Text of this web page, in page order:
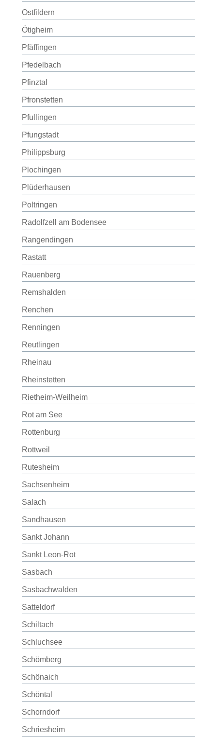
Ostfildern
Ötigheim
Pfäffingen
Pfedelbach
Pfinztal
Pfronstetten
Pfullingen
Pfungstadt
Philippsburg
Plochingen
Plüderhausen
Poltringen
Radolfzell am Bodensee
Rangendingen
Rastatt
Rauenberg
Remshalden
Renchen
Renningen
Reutlingen
Rheinau
Rheinstetten
Rietheim-Weilheim
Rot am See
Rottenburg
Rottweil
Rutesheim
Sachsenheim
Salach
Sandhausen
Sankt Johann
Sankt Leon-Rot
Sasbach
Sasbachwalden
Satteldorf
Schiltach
Schluchsee
Schömberg
Schönaich
Schöntal
Schorndorf
Schriesheim